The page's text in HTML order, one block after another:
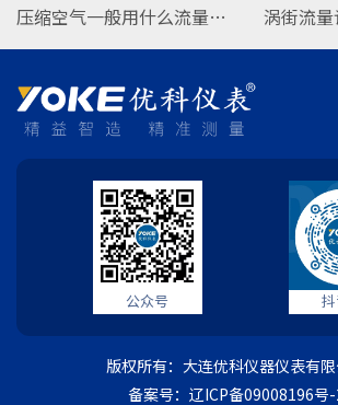
压缩空气一般用什么流量计
涡街流
公众号
版权所有：大连优科仪器仪表有
备案号：辽ICP备09008196号